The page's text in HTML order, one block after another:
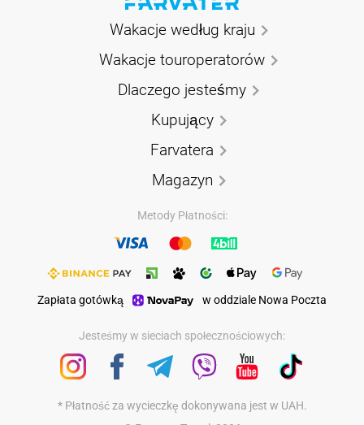
Wakacje według kraju
Wakacje touroperatorów
Dlaczego jesteśmy
Kupujący
Farvatera
Magazyn
Metody Płatności:
Zapłata gotówką w oddziale Nowa Poczta
Jesteśmy w sieciach społecznościowych:
* Płatność za wycieczkę dokonywana jest w UAH.